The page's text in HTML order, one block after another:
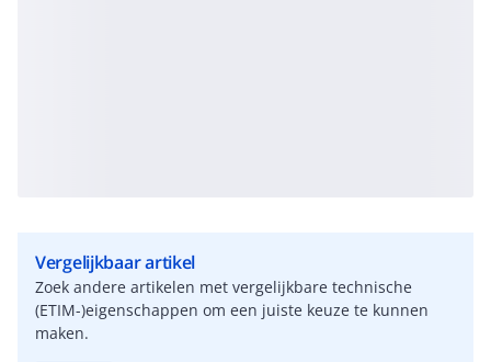
Vergelijkbaar artikel
Zoek andere artikelen met vergelijkbare technische
(ETIM-)eigenschappen om een juiste keuze te kunnen
maken.